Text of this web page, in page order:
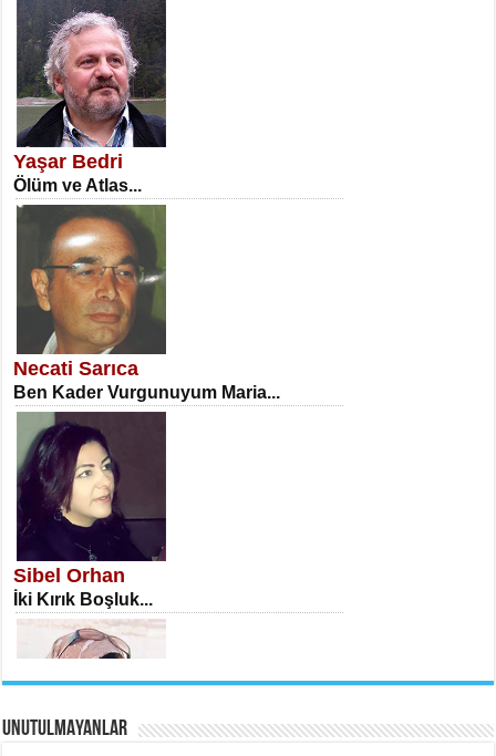
SATILMIŞ ÜMİT ÇETİNKAYA
Erkenlik...
NECLA DİLEK ARSLAN
Öğretmenler Günü Mahkemesi...
İSA KARATEPE
Ekranlar Arasında Kaybolan İnsan...
AHMET URFALI
Yaşar Bedri
Ölüm ve Atlas...
Necati Sarıca
Ben Kader Vurgunuyum Maria...
Sibel Orhan
İki Kırık Boşluk...
UNUTULMAYANLAR